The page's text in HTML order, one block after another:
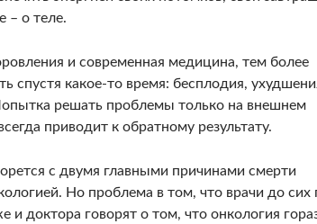
– о теле.
и современная медицина, тем более
спустя какое-то время: бесплодия,
решать проблемы только на внешнем
приводит к обратному результату.
с двумя главными причинами смерти
Но проблема в том, что врачи до сих
и доктора говорят о том, что онкология